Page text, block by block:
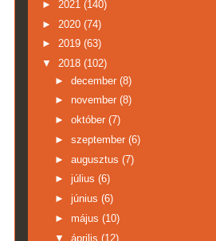
► 2021 (140)
► 2020 (74)
► 2019 (63)
▼ 2018 (102)
► december (8)
► november (8)
► október (7)
► szeptember (6)
► augusztus (7)
► július (6)
► június (6)
► május (10)
▼ április (12)